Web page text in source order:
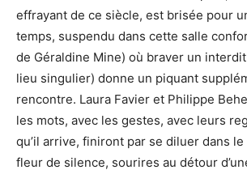
effrayant de ce siècle, est brisée pour
temps, suspendu dans cette salle
de Géraldine Mine) où braver un
lieu singulier) donne un piquant
rencontre. Laura Favier et Philippe
les mots, avec les gestes, avec leurs
qu’il arrive, finiront par se diluer dans
fleur de silence, sourires au détour